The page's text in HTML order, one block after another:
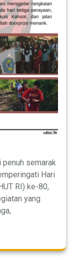
penuh semarak
Hari
RI) ke-80,
yang